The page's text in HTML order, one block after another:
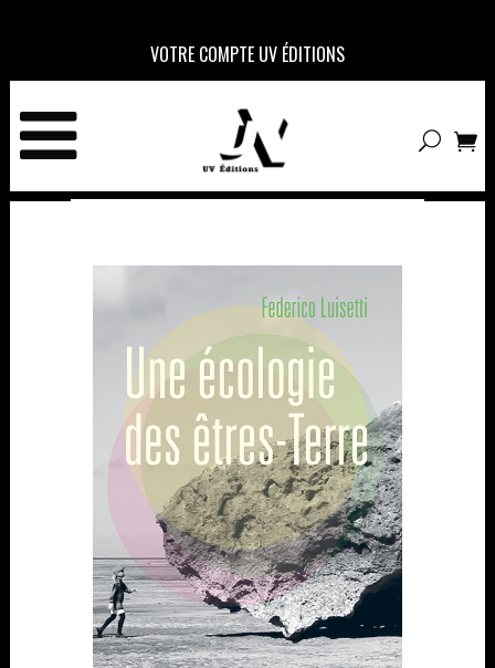
VOTRE COMPTE UV ÉDITIONS